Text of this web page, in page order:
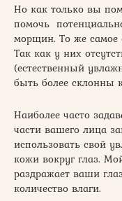
Но как только вы
помочь
морщин. То же самое
Так как у них
(естественный
быть более склонны
Наиболее часто
части вашего лица
использовать свой
кожи вокруг глаз.
раздражает ваши
количество влаги.